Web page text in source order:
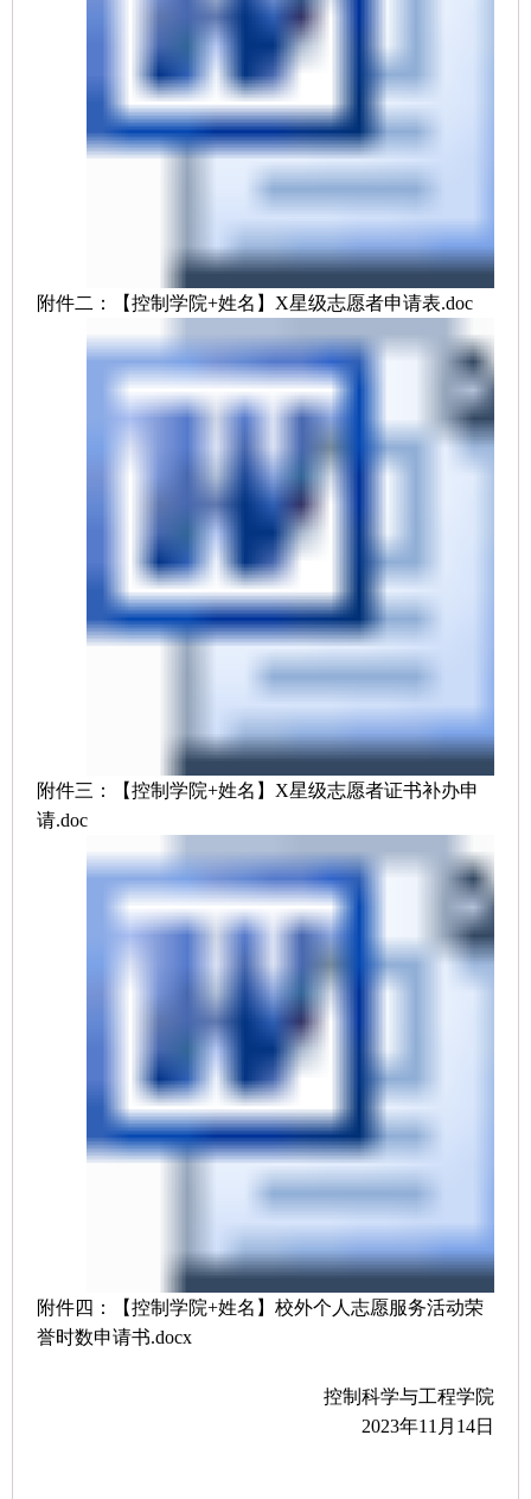
附件二：【控制学院+姓名】X星级志愿者申请表.doc
附件三：【控制学院+姓名】X星级志愿者证书补办申
请.doc
附件四：【控制学院+姓名】校外个人志愿服务活动荣
誉时数申请书.docx
控制科学与工程学院
2023年11月14日